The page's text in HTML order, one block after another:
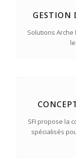
GESTION
Solutions
SFI propose la
spécialisés